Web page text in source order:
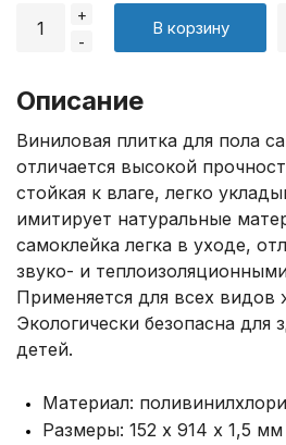
+
-
В корзину
Описание
Виниловая плитка для пола
отличается высокой
стойкая к влаге, легко
имитирует натуральные
самоклейка легка в уходе,
звуко- и
Применяется для всех
Экологически безопасна для
детей.
Материал:
Размеры: 152 х 914 х 1,5 мм